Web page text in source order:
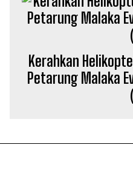
Kerahkan
Petarung Malaka